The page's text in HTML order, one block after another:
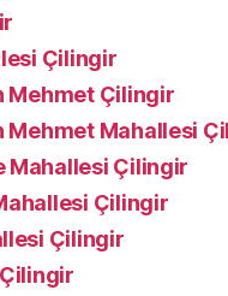
Çilingir
Mehmet Çilingir
Mehmet Mahallesi
Mahallesi Çilingir
Çilingir
Çilingir